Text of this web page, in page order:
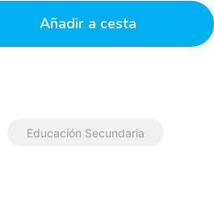
Añadir a cesta
Educación Secundaria